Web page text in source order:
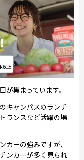
集まっています。
キャンパスのランチ
ランスなど活躍の場
カーの強みですが、
ンカーが多く見られ